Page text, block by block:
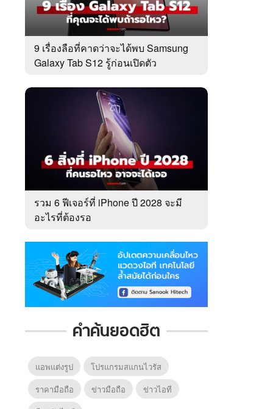
9 เรื่องลือที่คาดว่าจะได้พบ Samsung
Galaxy Tab S12 รู้ก่อนเปิดตัว
รวม 6 ฟีเจอร์ที่ iPhone ปี 2028 จะมี
อะไรที่ต้องรอ
คำค้นยอดฮิต
แอพแต่งรูป
โปรแกรมสแกนไวรัส
ราคามือถือ
ข่าวมือถือ
ข่าวไอที